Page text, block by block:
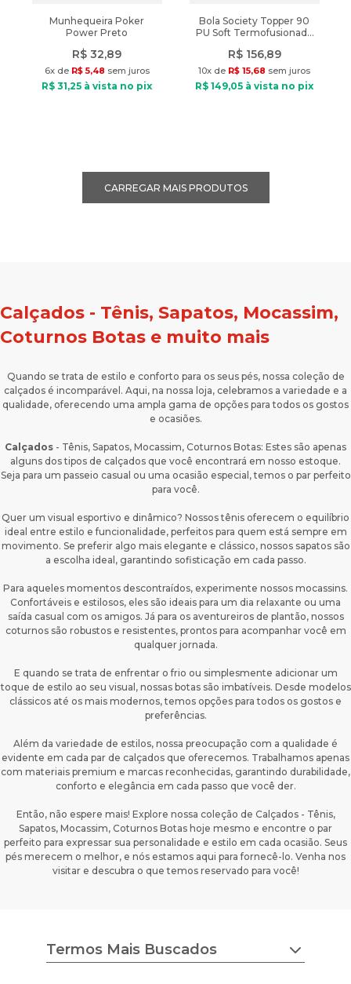
Munhequeira Poker
Power Preto
R$ 32,89
6x de R$ 5,48 sem juros
R$ 31,25 à vista no pix
Bola Society Topper 90
PU Soft Termofusionada
R$ 156,89
10x de R$ 15,68 sem juros
R$ 149,05 à vista no pix
Calçados - Tênis, Sapatos, Mocassim,
Coturnos Botas e muito mais
Quando se trata de estilo e conforto para os seus pés, nossa coleção de
calçados é incomparável. Aqui, na nossa loja, celebramos a variedade e a
qualidade, oferecendo uma ampla gama de opções para todos os gostos
e ocasiões.
Calçados - Tênis, Sapatos, Mocassim, Coturnos Botas: Estes são apenas
alguns dos tipos de calçados que você encontrará em nosso estoque.
Seja para um passeio casual ou uma ocasião especial, temos o par perfeito
para você.
Quer um visual esportivo e dinâmico? Nossos tênis oferecem o equilíbrio
ideal entre estilo e funcionalidade, perfeitos para quem está sempre em
movimento. Se preferir algo mais elegante e clássico, nossos sapatos são
a escolha ideal, garantindo sofisticação em cada passo.
Para aqueles momentos descontraídos, experimente nossos mocassins.
Confortáveis e estilosos, eles são ideais para um dia relaxante ou uma
saída casual com os amigos. Já para os aventureiros de plantão, nossos
coturnos são robustos e resistentes, prontos para acompanhar você em
qualquer jornada.
E quando se trata de enfrentar o frio ou simplesmente adicionar um
toque de estilo ao seu visual, nossas botas são imbatíveis. Desde modelos
clássicos até os mais modernos, temos opções para todos os gostos e
preferências.
Além da variedade de estilos, nossa preocupação com a qualidade é
evidente em cada par de calçados que oferecemos. Trabalhamos apenas
com materiais premium e marcas reconhecidas, garantindo durabilidade,
conforto e elegância em cada passo que você der.
Então, não espere mais! Explore nossa coleção de Calçados - Tênis,
Sapatos, Mocassim, Coturnos Botas hoje mesmo e encontre o par
perfeito para expressar sua personalidade e estilo em cada ocasião. Seus
pés merecem o melhor, e nós estamos aqui para fornecê-lo. Venha nos
visitar e descubra o que temos reservado para você!
Termos Mais Buscados